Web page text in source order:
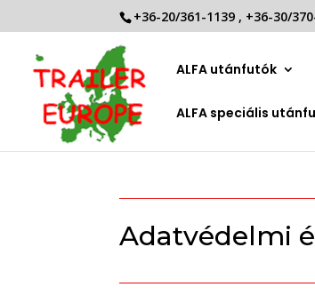
+36-20/361-1139 , +36-30/
ALFA utánfutók
ALFA speciális
Adatvédelmi